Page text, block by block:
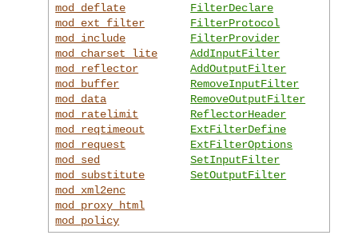
mod_deflate
mod_ext_filter
mod_include
mod_charset_lite
mod_reflector
mod_buffer
mod_data
mod_ratelimit
mod_reqtimeout
mod_request
mod_sed
mod_substitute
mod_xml2enc
mod_proxy_html
mod_policy
FilterDeclare
FilterProtocol
FilterProvider
AddInputFilter
AddOutputFilter
RemoveInputFilter
RemoveOutputFilter
ReflectorHeader
ExtFilterDefine
ExtFilterOptions
SetInputFilter
SetOutputFilter